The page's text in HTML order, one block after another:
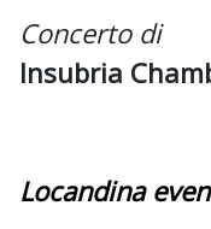
Concerto di
Insubria
Locandina